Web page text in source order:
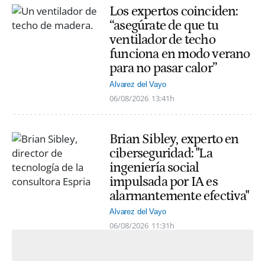
Los expertos coinciden:
“asegúrate de que tu
ventilador de techo
funciona en modo verano
para no pasar calor”
Alvarez del Vayo
06/08/2026 13:41h
Brian Sibley, experto en
ciberseguridad: "La
ingeniería social
impulsada por IA es
alarmantemente efectiva"
Alvarez del Vayo
06/08/2026 11:31h